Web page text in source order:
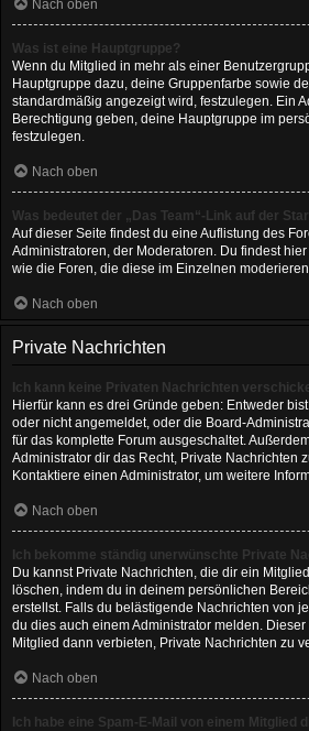
Nach oben
Was ist eine Hauptgruppe?
Wenn du Mitglied in mehr als einer
Hauptgruppe dazu, deine Gruppenfarbe sowie
standardmäßig angezeigt wird, festzulegen. Ein
Berechtigung geben, deine Hauptgruppe im
festzulegen.
Nach oben
Was bedeutet der „Das Team“-Link auf der
Auf dieser Seite findest du eine Auflistung des
Administratoren, der Moderatoren. Du findest
wie die Foren, die diese im Einzelnen
Nach oben
Private Nachrichten
Ich kann keine Privaten Nachrichten
Hierfür kann es drei Gründe geben: Entweder
oder nicht angemeldet, oder die Board-
für das komplette Forum ausgeschaltet.
Administrator dir das Recht, Private Nachrichten
Kontaktiere einen Administrator, um weitere
Nach oben
Ich bekomme ständig unerwünschte Private
Du kannst Private Nachrichten, die dir ein
löschen, indem du in deinem persönlichen
erstellst. Falls du belästigende Nachrichten von
du dies auch einem Administrator melden.
Mitglied dann verbieten, Private Nachrichten zu
Nach oben
Ich habe eine Spam-E-Mail von einem Mitglied